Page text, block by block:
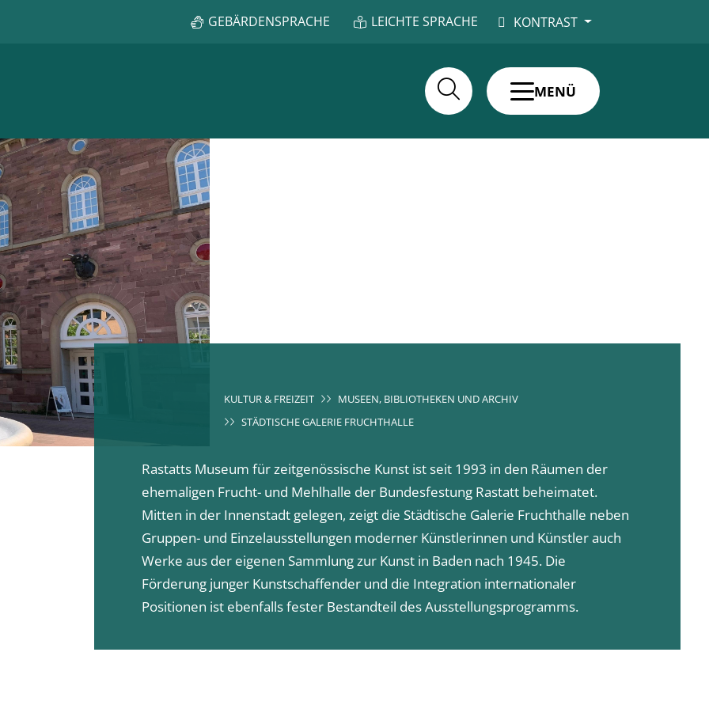
GEBÄRDENSPRACHE LEICHTE SPRACHE KONTRAST
MENÜ
KULTUR & FREIZEIT
MUSEEN, BIBLIOTHEKEN UND ARCHIV
STÄDTISCHE GALERIE FRUCHTHALLE
Rastatts Museum für zeitgenössische Kunst ist seit 1993 in den Räumen der
ehemaligen Frucht- und Mehlhalle der Bundesfestung Rastatt beheimatet.
Mitten in der Innenstadt gelegen, zeigt die Städtische Galerie Fruchthalle neben
Gruppen- und Einzelausstellungen moderner Künstlerinnen und Künstler auch
Werke aus der eigenen Sammlung zur Kunst in Baden nach 1945. Die
Förderung junger Kunstschaffender und die Integration internationaler
Positionen ist ebenfalls fester Bestandteil des Ausstellungsprogramms.